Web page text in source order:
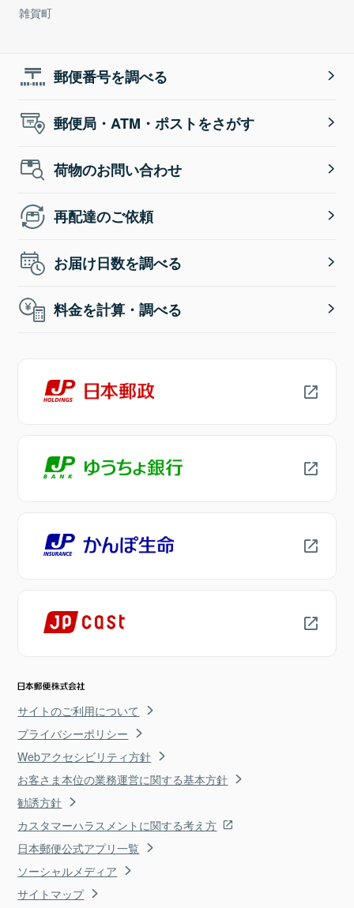
雑賀町
郵便番号を調べる
郵便局・ATM・ポストをさがす
荷物のお問い合わせ
再配達のご依頼
お届け日数を調べる
料金を計算・調べる
サイトのご利用について
プライバシーポリシー
Webアクセシビリティ方針
お客さま本位の業務運営に関する基本方針
勧誘方針
カスタマーハラスメントに関する考え方
日本郵便公式アプリ一覧
ソーシャルメディア
サイトマップ